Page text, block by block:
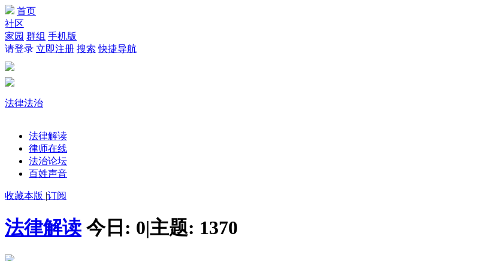
首页
社区
家园 群组 手机版
请登录 立即注册 搜索 快捷导航
法律法治
法律解读
律师在线
法治论坛
百姓声音
收藏本版 |订阅
法律解读 今日: 0|主题: 1370